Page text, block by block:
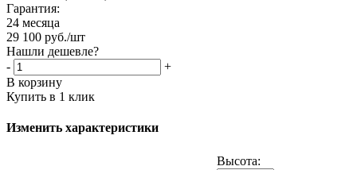
Гарантия:
24 месяца
29 100 руб./шт
Нашли дешевле?
-
+
В корзину
Купить в 1 клик
Изменить характеристики
Высота: